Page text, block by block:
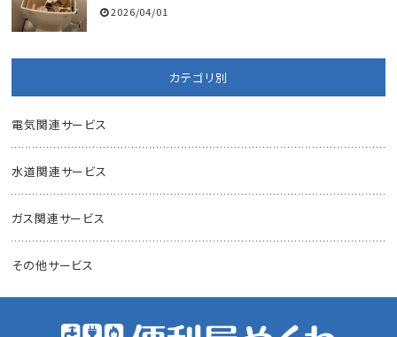
2026/04/01
カテゴリ別
電気関連サービス
水道関連サービス
ガス関連サービス
その他サービス